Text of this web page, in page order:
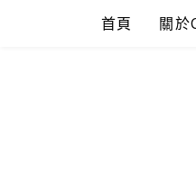
首頁 關於